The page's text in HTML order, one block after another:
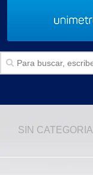
Politica
SIN CATEGORIA